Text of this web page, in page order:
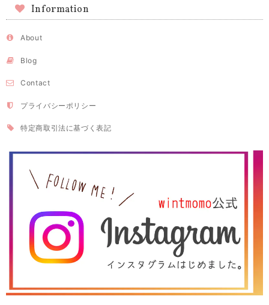
Information
About
Blog
Contact
プライバシーポリシー
特定商取引法に基づく表記